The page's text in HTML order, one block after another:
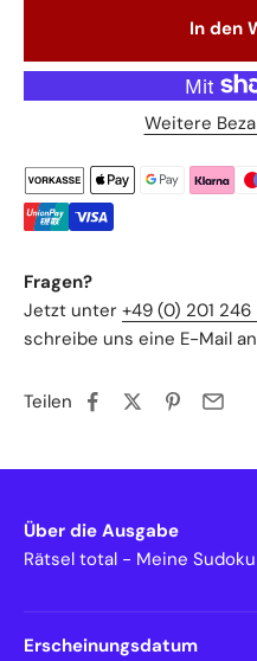
In den
Weitere
Fragen?
Jetzt unter +49 (0) 201
schreibe uns eine E-Mail an
Teilen
Über die Ausgabe
Rätsel total - Meine
Erscheinungsdatum